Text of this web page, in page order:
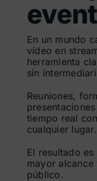
En un mundo
vídeo en
herramienta
sin
Reuniones,
tiempo real
cualquier lugar.
El resultado
mayor
público.